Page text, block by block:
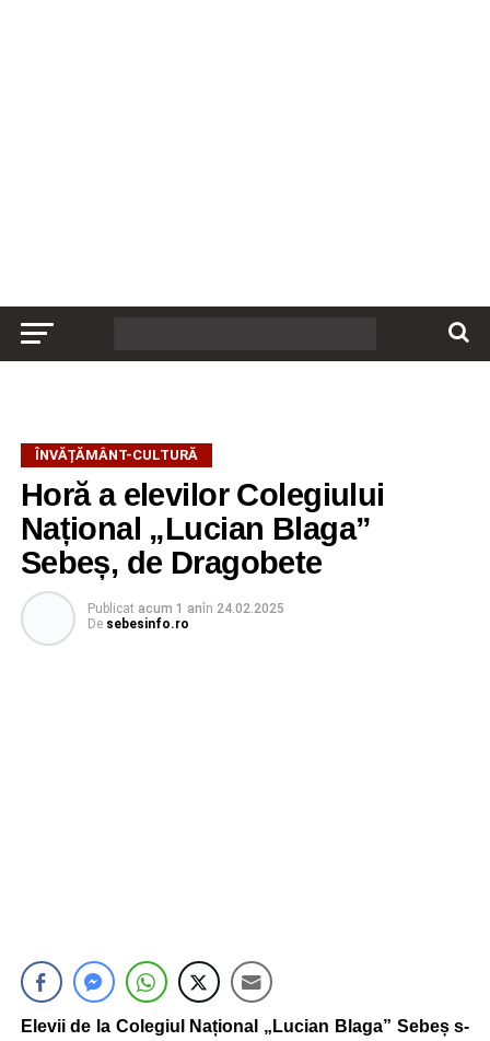
ÎNVĂȚĂMÂNT-CULTURĂ
Horă a elevilor Colegiului
Național „Lucian Blaga”
Sebeș, de Dragobete
Publicat acum 1 anîn 24.02.2025
De sebesinfo.ro
Elevii de la Colegiul Național „Lucian Blaga” Sebeș s-